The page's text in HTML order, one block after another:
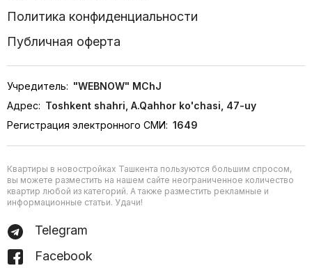
Политика конфиденциальности
Публичная оферта
Учредитель: "WEBNOW" MChJ
Адрес: Toshkent shahri, A.Qahhor ko'chasi, 47-uy
Регистрация электронного СМИ: 1649
Квартиры в новостройках Ташкента пользуются большим спросом,
вы можете разместить на нашем сайте неограниченное количество
квартир любой из категорий. А также разместить рекламные и
информационные статьи. Удачи!
Telegram
Facebook